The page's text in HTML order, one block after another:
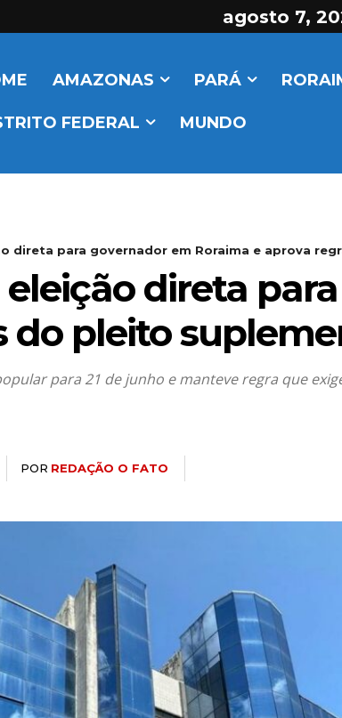
agosto 7,
AMAZONAS PARÁ
FEDERAL MUNDO
direta para governador em Roraima e aprova
direta
do pleito
para 21 de junho e manteve regra que
POR REDAÇÃO O FATO